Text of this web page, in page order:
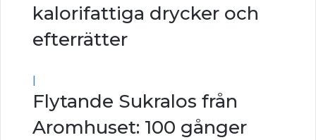
kalorifattiga drycker och
efterrätter
|
Flytande Sukralos från
Aromhuset: 100 gånger